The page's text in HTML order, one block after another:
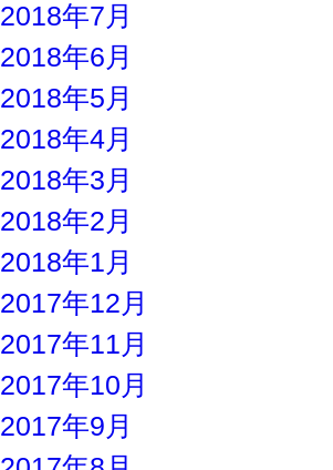
2018年7月
2018年6月
2018年5月
2018年4月
2018年3月
2018年2月
2018年1月
2017年12月
2017年11月
2017年10月
2017年9月